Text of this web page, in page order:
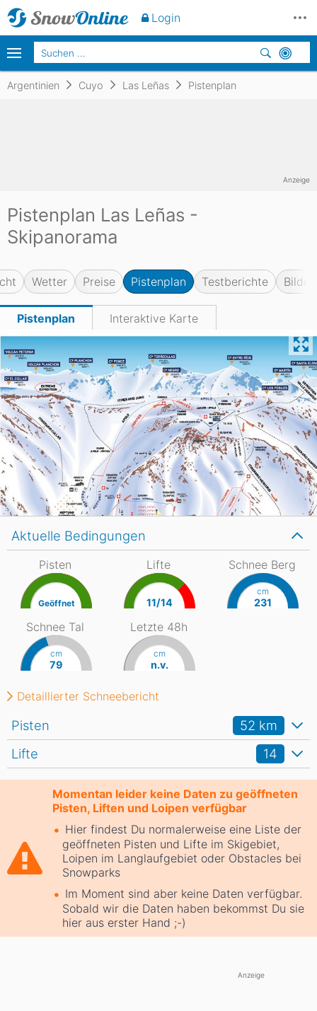
Argentinien Cuyo Las Leñas Pistenplan
Pistenplan Las Leñas -
Skipanorama
Wetter Preise Pistenplan Testberichte Bilder
Pistenplan Interaktive Karte
Momentan leider keine Daten zu geöffneten
Pisten, Liften und Loipen verfügbar
Hier findest Du normalerweise eine Liste der
geöffneten Pisten und Lifte im Skigebiet,
Loipen im Langlaufgebiet oder Obstacles bei
Snowparks
Im Moment sind aber keine Daten verfügbar.
Sobald wir die Daten haben bekommst Du sie
hier aus erster Hand ;-)
Anzeige
Lifte 14
Pisten 52 km
Aktuelle Bedingungen
Pisten
Geöffnet
Lifte
11/14
Schnee Berg
cm
231
Schnee Tal
cm
79
Letzte 48h
cm
n.v.
Detaillierter Schneebericht
Anzeige
Login